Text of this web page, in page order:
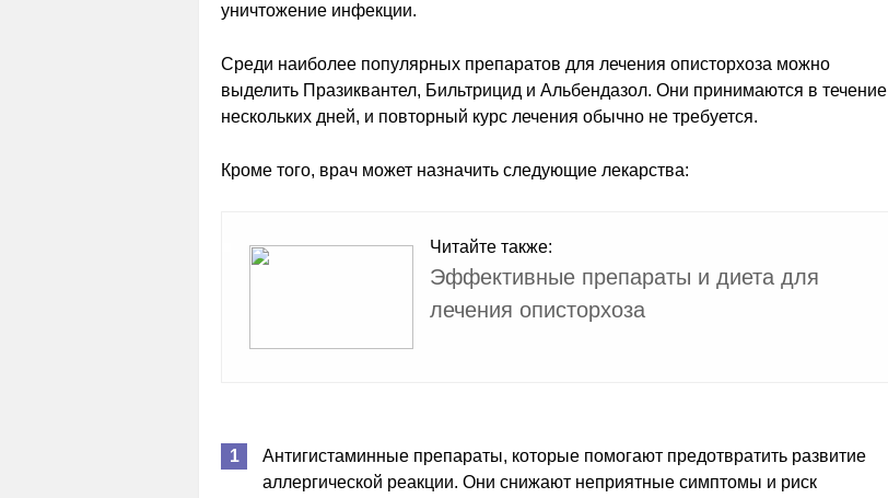
уничтожение инфекции.
Среди наиболее популярных препаратов для лечения описторхоза можно
выделить Празиквантел, Бильтрицид и Альбендазол. Они принимаются в течение
нескольких дней, и повторный курс лечения обычно не требуется.
Кроме того, врач может назначить следующие лекарства:
Читайте также:
Эффективные препараты и диета для
лечения описторхоза
Антигистаминные препараты, которые помогают предотвратить развитие
аллергической реакции. Они снижают неприятные симптомы и риск